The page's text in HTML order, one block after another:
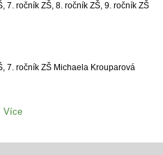
7. ročník ZŠ, 8. ročník ZŠ, 9. ročník ZŠ
7. ročník ZŠ Michaela Krouparová
Více